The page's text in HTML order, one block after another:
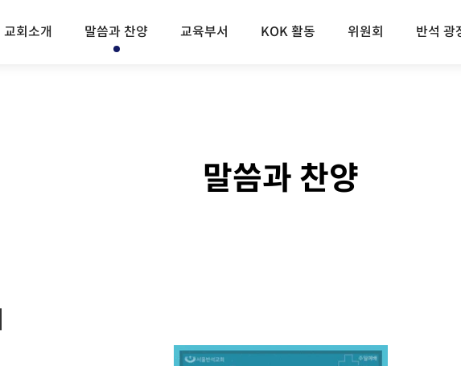
교회소개 말씀과 찬양 교육부서 KOK 활동 위원회 반석 광
말씀과 찬양